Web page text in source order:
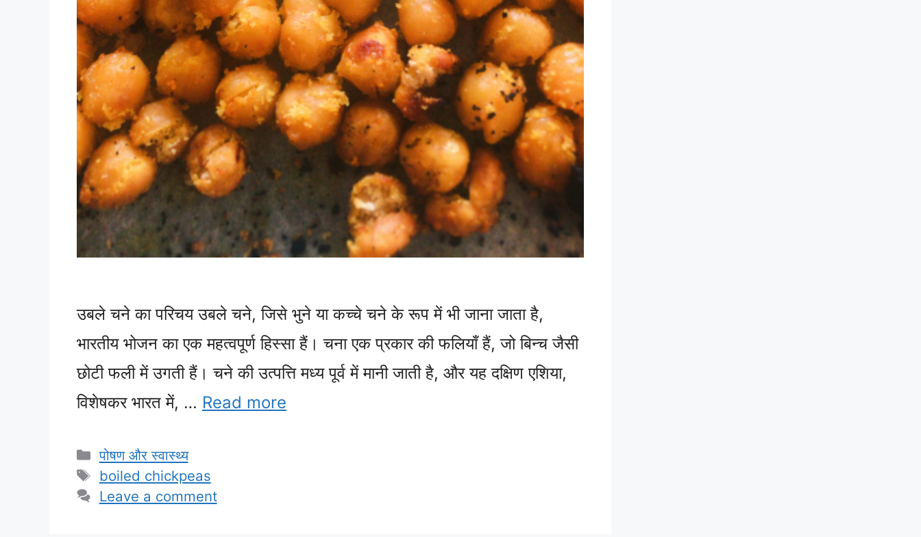
उबले चने का परिचय उबले चने, जिसे भुने या कच्चे चने के रूप में भी जाना जाता है,
भारतीय भोजन का एक महत्वपूर्ण हिस्सा हैं। चना एक प्रकार की फलियाँ हैं, जो बिन्च जैसी
छोटी फली में उगती हैं। चने की उत्पत्ति मध्य पूर्व में मानी जाती है, और यह दक्षिण एशिया,
विशेषकर भारत में, … Read more
Categories
पोषण और स्वास्थ्य
Tags
boiled chickpeas
Leave a comment